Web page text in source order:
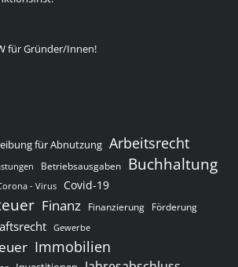
für Gründer/Innen!
für Abnutzung Arbeitsrecht
Betriebsausgaben Buchhaltung
- Virus Covid-19
Finanz Finanzierung Förderung
Gewerbe
Immobilien